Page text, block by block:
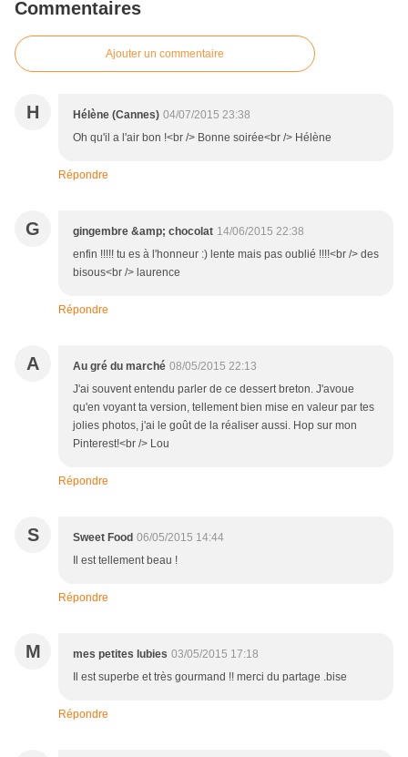
Commentaires
Ajouter un commentaire
H Hélène (Cannes) 04/07/2015 23:38
Oh qu'il a l'air bon !<br /> Bonne soirée<br /> Hélène
Répondre
G gingembre &amp; chocolat 14/06/2015 22:38
enfin !!!!! tu es à l'honneur :) lente mais pas oublié !!!!<br /> des
bisous<br /> laurence
Répondre
A Au gré du marché 08/05/2015 22:13
J'ai souvent entendu parler de ce dessert breton. J'avoue
qu'en voyant ta version, tellement bien mise en valeur par tes
jolies photos, j'ai le goût de la réaliser aussi. Hop sur mon
Pinterest!<br /> Lou
Répondre
S Sweet Food 06/05/2015 14:44
Il est tellement beau !
Répondre
M mes petites lubies 03/05/2015 17:18
Il est superbe et très gourmand !! merci du partage .bise
Répondre